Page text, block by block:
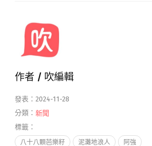
作者 / 吹編輯
發表：2024-11-28
分類： 新聞
標籤：
八十八顆芭樂籽 泥灘地浪人 阿強